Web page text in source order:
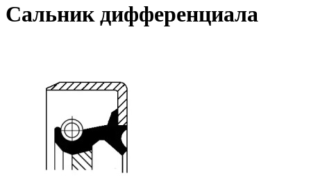
Сальник дифференциала